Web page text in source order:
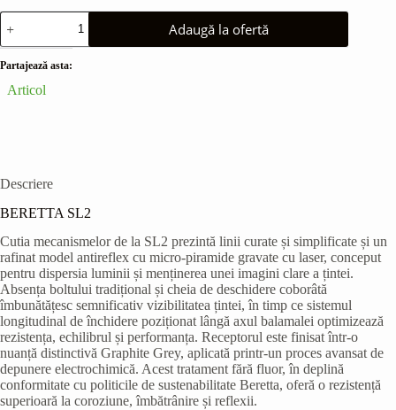
Cantitate
BERETTA
SL2
Adaugă la ofertă
Partajează asta:
Articol
Descriere
BERETTA SL2
Cutia mecanismelor de la SL2 prezintă linii curate și simplificate și un
rafinat model antireflex cu micro-piramide gravate cu laser, conceput
pentru dispersia luminii și menținerea unei imagini clare a țintei.
Absența boltului tradițional și cheia de deschidere coborâtă
îmbunătățesc semnificativ vizibilitatea țintei, în timp ce sistemul
longitudinal de închidere poziționat lângă axul balamalei optimizează
rezistența, echilibrul și performanța. Receptorul este finisat într-o
nuanță distinctivă Graphite Grey, aplicată printr-un proces avansat de
depunere electrochimică. Acest tratament fără fluor, în deplină
conformitate cu politicile de sustenabilitate Beretta, oferă o rezistență
superioară la coroziune, îmbătrânire și reflexii.